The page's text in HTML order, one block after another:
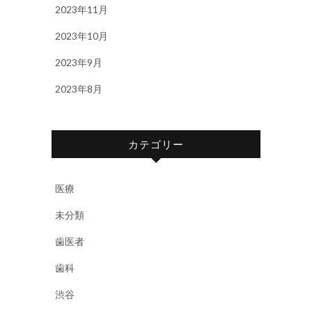
2023年11月
2023年10月
2023年9月
2023年8月
カテゴリー
医療
未分類
歯医者
歯科
渋谷